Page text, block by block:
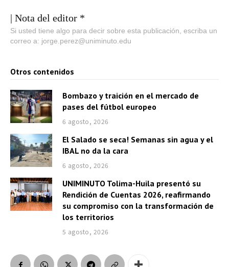
| Nota del editor *
Si usted tiene algo para decir sobre esta publicación, escriba un
correo a: jorge.perez@uniminuto.edu
Otros contenidos
Bombazo y traición en el mercado de
pases del fútbol europeo
6 agosto, 2026
El Salado se seca! Semanas sin agua y el
IBAL no da la cara
6 agosto, 2026
UNIMINUTO Tolima-Huila presentó su
Rendición de Cuentas 2026, reafirmando
su compromiso con la transformación de
los territorios
5 agosto, 2026